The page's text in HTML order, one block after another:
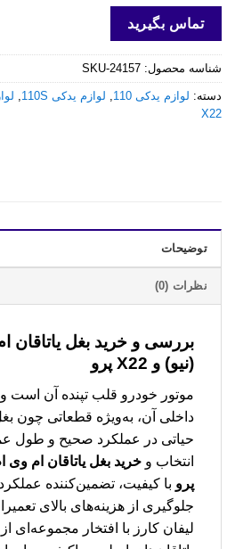
تماس بگیرید
شناسه محصول: SKU-24157
دسته: لوازم یدکی 110 , لوازم یدکی 110S ,
X22
توضیحات
نظرات (0)
بررسی و خرید
(نیو) و X22 پرو
موتور خودرو قلب تپنده آن است
داخلی آن، به‌ویژه قطعاتی چون
حیاتی در عملکرد صحیح و طول
انتخاب و
پرو با کیفیت، تضمین‌کننده
جلوگیری از هزینه‌های بالای
لیفان کارز با افتخار مجموعه‌ای